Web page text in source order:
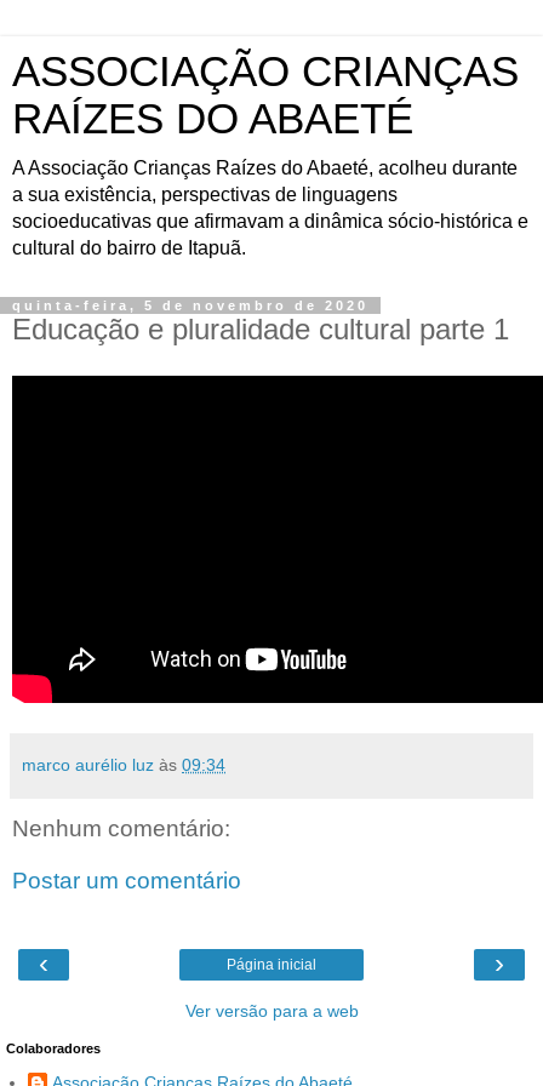
ASSOCIAÇÃO CRIANÇAS
RAÍZES DO ABAETÉ
A Associação Crianças Raízes do Abaeté, acolheu durante
a sua existência, perspectivas de linguagens
socioeducativas que afirmavam a dinâmica sócio-histórica e
cultural do bairro de Itapuã.
quinta-feira, 5 de novembro de 2020
Educação e pluralidade cultural parte 1
marco aurélio luz às 09:34
Nenhum comentário:
Postar um comentário
‹ ›
Página inicial
Ver versão para a web
Colaboradores